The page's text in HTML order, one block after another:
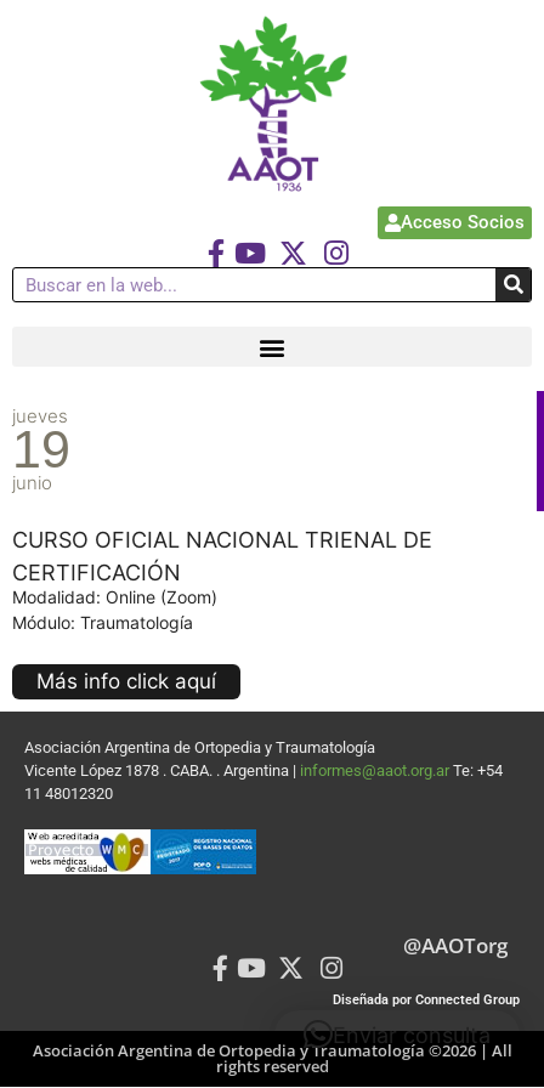
Acceso Socios
jueves
19
junio
CURSO OFICIAL NACIONAL TRIENAL DE
CERTIFICACIÓN
Modalidad: Online (Zoom)
Módulo: Traumatología
Más info click aquí
Asociación Argentina de Ortopedia y Traumatología
Vicente López 1878 . CABA. . Argentina | informes@aaot.org.ar Te: +54
11 48012320
@AAOTorg
Diseñada por Connected Group
Asociación Argentina de Ortopedia y Traumatología ©2026 | All
rights reserved
Enviar consulta